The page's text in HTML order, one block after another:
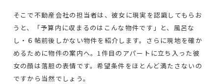
そこで不動産会社の担当者は、彼女に現実を認識してもらお
うと、「予算内に収まるのはこんな物件です」と、風呂な
し・６帖前後しかない物件を紹介します。さらに現地を確か
めるために物件の案内へ。1件目のアパートに立ち入った彼
女の顔は落胆の表情です。希望条件をほとんど満たさないの
ですから当然でしょう。